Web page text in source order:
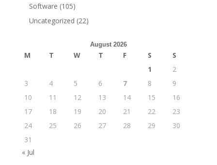
Software (105)
Uncategorized (22)
August 2026
M T W T F S
S
1
2
3
4 5 6 7 8
9
10
11 12 13 14 15
16
17
18 19 20 21 22
23
24
25 26 27 28 29
30
31
« Jul